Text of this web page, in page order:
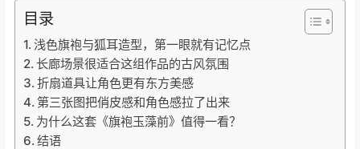
目录
浅色旗袍与狐耳造型，第一眼就有记忆点
长廊场景很适合这组作品的古风氛围
折扇道具让角色更有东方美感
第三张图把俏皮感和角色感拉了出来
为什么这套《旗袍玉藻前》值得一看？
结语